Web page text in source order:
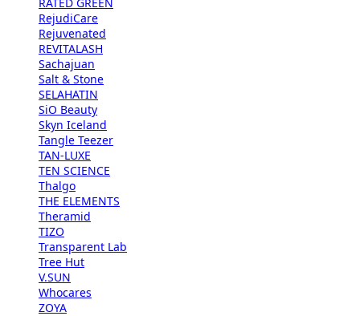
RejudiCare
Rejuvenated
REVITALASH
Sachajuan
Salt & Stone
SELAHATIN
SiO Beauty
Skyn Iceland
Tangle Teezer
TAN-LUXE
TEN SCIENCE
Thalgo
THE ELEMENTS
Theramid
TIZO
Transparent Lab
Tree Hut
V.SUN
Whocares
ZOYA